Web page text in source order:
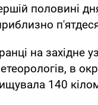
половині
на західне
в
140